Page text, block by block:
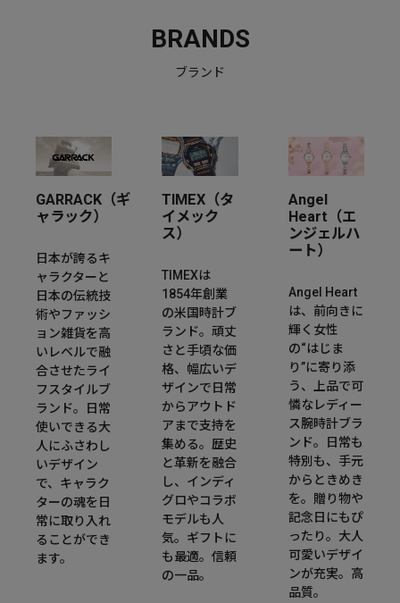
BRANDS
ブランド
GARRACK（ギ
ャラック）
日本が誇るキ
ャラクターと
日本の伝統技
術やファッシ
ョン雑貨を高
いレベルで融
合させたライ
フスタイルブ
ランド。日常
使いできる大
人にふさわし
いデザイン
で、キャラク
ターの魂を日
常に取り入れ
ることができ
ます。
TIMEX（タ
イメック
ス）
TIMEXは
1854年創業
の米国時計ブ
ランド。頑丈
さと手頃な価
格、幅広いデ
ザインで日常
からアウトド
アまで支持を
集める。歴史
と革新を融合
し、インディ
グロやコラボ
モデルも人
気。ギフトに
も最適。信頼
の一品。
Angel
Heart（エ
ンジェルハ
ート）
Angel Heart
は、前向きに
輝く女性
の“はじま
り”に寄り添
う、上品で可
憐なレディー
ス腕時計ブラ
ンド。日常も
特別も、手元
からときめき
を。贈り物や
記念日にもぴ
ったり。大人
可愛いデザイ
ンが充実。高
品質。